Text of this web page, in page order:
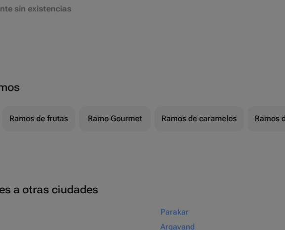
sin existencias
Ramos de frutas Ramo Gourmet Ramos de caramelos Ramos
a otras ciudades
Parakar
Argavand